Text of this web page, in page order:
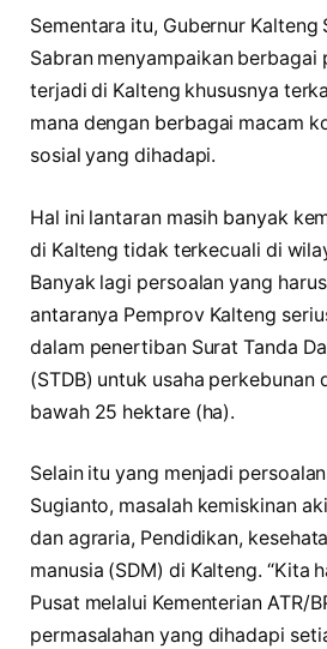
Sementara itu, Gubernur Kalteng
Sabran menyampaikan berbagai
terjadi di Kalteng khususnya
mana dengan berbagai macam
sosial yang dihadapi.
Hal ini lantaran masih banyak
di Kalteng tidak terkecuali di
Banyak lagi persoalan yang
antaranya Pemprov Kalteng
dalam penertiban Surat Tanda
(STDB) untuk usaha perkebunan
bawah 25 hektare (ha).
Selain itu yang menjadi
Sugianto, masalah kemiskinan
dan agraria, Pendidikan,
manusia (SDM) di Kalteng. “Kita
Pusat melalui Kementerian ATR/
permasalahan yang dihadapi